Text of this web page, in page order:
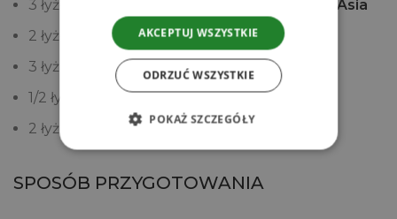
3 łyżeczki
Pasta Miso Shiro jasna House of Asia
2 łyżeczki
Octu ryżowego House of Asia
3 łyżki oliwy z oliwek
1/2 łyżeczki cukru
2 łyżki przegotowanej wody
SPOSÓB PRZYGOTOWANIA
AKCEPTUJ WSZYSTKIE
ODRZUĆ WSZYSTKIE
POKAŻ SZCZEGÓŁY